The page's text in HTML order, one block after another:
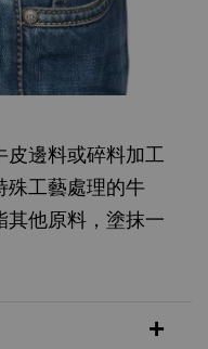
邊料或碎料加工
殊工藝處理的牛
其他原料，塗抹一